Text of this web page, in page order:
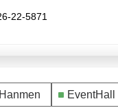
22-5871